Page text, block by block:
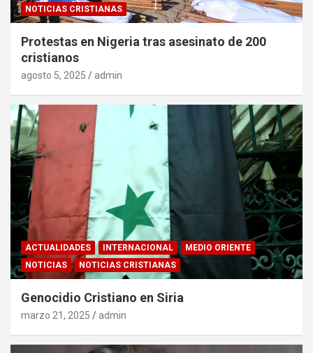
NOTICIAS CRISTIANAS
Protestas en Nigeria tras asesinato de 200
cristianos
agosto 5, 2025 admin
ACTUALIDADES INTERNACIONAL
MEDIO ORIENTE
NOTICIAS
NOTICIAS CRISTIANAS
Genocidio Cristiano en Siria
marzo 21, 2025 admin